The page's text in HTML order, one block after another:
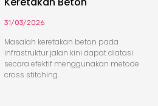
31/03/2026
Masalah keretakan beton pada
infrastruktur jalan kini dapat diatasi
secara efektif menggunakan metode
cross stitching.